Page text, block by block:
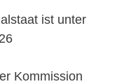
ist unter
Kommission